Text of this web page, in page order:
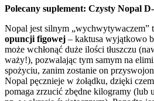
Polecany suplement: Czysty Nopal
Nopal jest silnym „wychwytywaczem”
opuncji figowej – kaktusa wyjątkowo
może wchłonąć duże ilości tłuszczu
waży!), pozwalając tym samym na
spożyciu, zanim zostanie on
Nopal pęcznieje w żołądku, dzięki
pomaga zrzucić zbędne kilogramy (lub